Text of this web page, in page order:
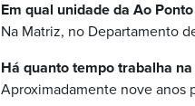
Em qual unidade da Ao
Na Matriz, no Departamento
Há quanto tempo trabalha na
Aproximadamente nove anos